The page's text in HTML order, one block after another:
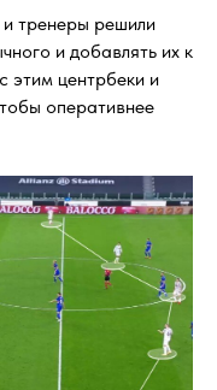
тренеры решили
и добавлять их к
этим центрбеки и
оперативнее